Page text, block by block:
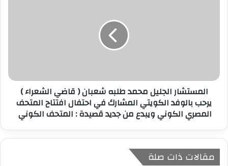
المستشار الجليل محمد طلبه شعبان ( قاضي الشعراء )
يرحب بالوفد الكويتي المشارك في احتفال افتتاح المتحف
المصري الكوني ويبدع من جديد قصيدة : المتحف الكوني
مقالات ذات صلة